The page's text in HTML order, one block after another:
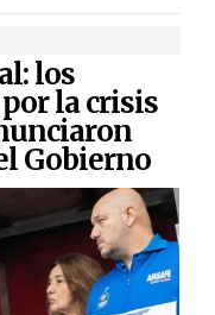
los
la crisis
Gobierno